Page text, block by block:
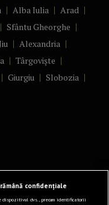
Alba Iulia
Arad
Sfântu Gheorghe
Alexandria
Târgoviște
Giurgiu
Slobozia
confidențiale
dispozitivul dvs., precum identificatorii